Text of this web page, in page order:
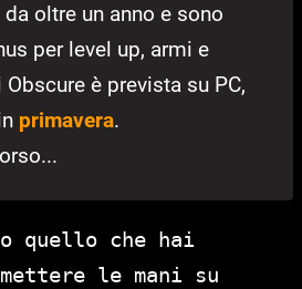
oltre un anno e sono
per level up, armi e
Obscure è prevista su PC,
primavera.
quello che hai
le mani su